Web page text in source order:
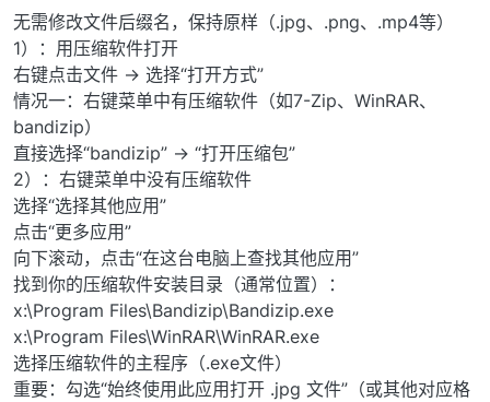
无需修改文件后缀名，保持原样（.jpg、.png、.mp4等）
1）：用压缩软件打开
右键点击文件 → 选择“打开方式”
情况一：右键菜单中有压缩软件（如7-Zip、WinRAR、
bandizip）
直接选择“bandizip” → “打开压缩包”
2）：右键菜单中没有压缩软件
选择“选择其他应用”
点击“更多应用”
向下滚动，点击“在这台电脑上查找其他应用”
找到你的压缩软件安装目录（通常位置）：
x:\Program Files\Bandizip\Bandizip.exe
x:\Program Files\WinRAR\WinRAR.exe
选择压缩软件的主程序（.exe文件）
重要：勾选“始终使用此应用打开 .jpg 文件”（或其他对应格